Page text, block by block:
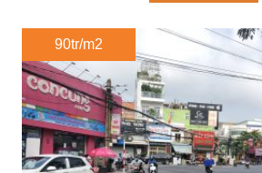
90tr/m2